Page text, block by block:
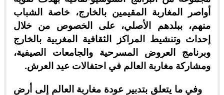
أواصر المغاربة المقيمين بالخارج، خاصة الشباب
منهم، ببلدهم الأصلي، على الخصوص من خلال
إحداث وتنشيط المراكز الثقافية المغربية بالخارج
وبرنامج العروض المسرحية والجامعات الصيفية،
ومشاركة مغاربة العالم في احتفالات عيد العرش.
وفي ما يتعلق بتدبير عودة مغاربة العالم إلى أرض